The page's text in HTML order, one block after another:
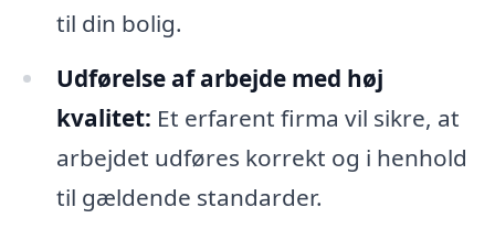
til din bolig.
Udførelse af arbejde med høj
kvalitet: Et erfarent firma vil sikre, at
arbejdet udføres korrekt og i henhold
til gældende standarder.